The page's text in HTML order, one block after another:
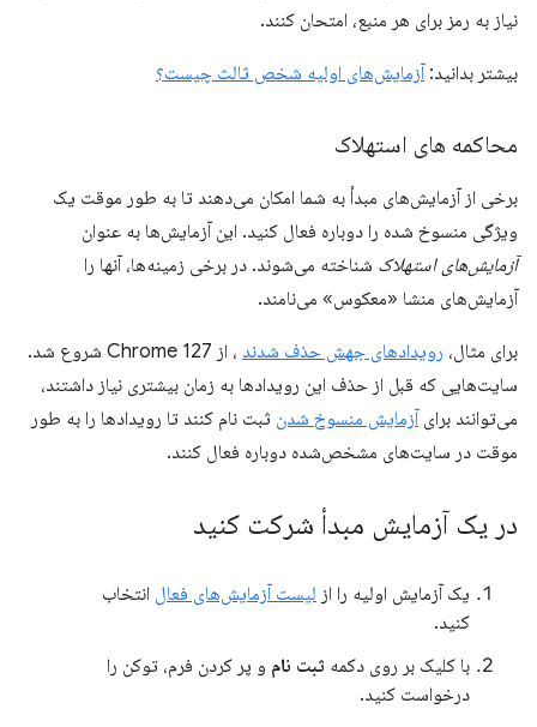
نیاز به رمز برای هر منبع، امتحان کنند.
بیشتر بدانید: آزمایش‌های اولیه شخص ثالث چیست؟
محاکمه های استهلاک
برخی از آزمایش‌های مبدأ به شما امکان می‌دهند تا به طور موقت یک
ویژگی منسوخ شده را دوباره فعال کنید. این آزمایش‌ها به عنوان
آزمایش‌های استهلاک شناخته می‌شوند. در برخی زمینه‌ها، آنها را
آزمایش‌های منشا «معکوس» می‌نامند.
برای مثال، رویدادهای جهش حذف شدند
، از Chrome 127 شروع شد.
سایت‌هایی که قبل از حذف این رویدادها به زمان بیشتری نیاز داشتند،
می‌توانند برای آزمایش منسوخ شدن ثبت نام کنند تا رویدادها را به طور
موقت در سایت‌های مشخص‌شده دوباره فعال کنند.
در یک آزمایش مبدأ شرکت کنید
یک آزمایش اولیه را از لیست آزمایش‌های فعال انتخاب
کنید.
با کلیک بر روی دکمه ثبت نام و پر کردن فرم، توکن را
درخواست کنید.